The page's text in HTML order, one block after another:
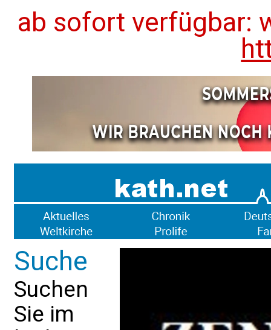
ab sofort verfügbar:
Suche
Suchen
Sie im